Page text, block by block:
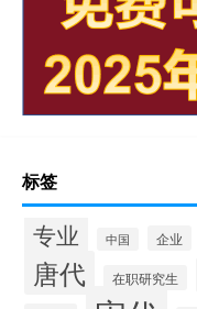
标签
专业 中国 企业
唐代 在职研究生